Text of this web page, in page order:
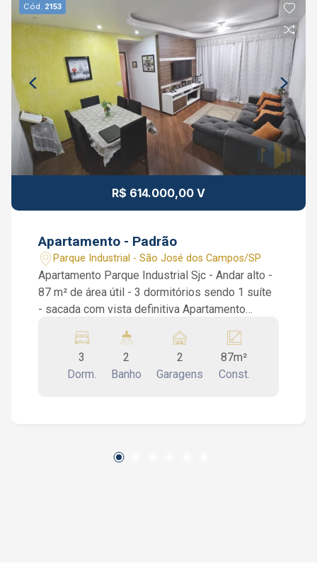
Cód. 2153
R$ 614.000,00 V
Apartamento - Padrão
Parque Industrial - São José dos Campos/SP
Apartamento Parque Industrial Sjc - Andar alto -
87 m² de área útil - 3 dormitórios sendo 1 suíte
- sacada com vista definitiva Apartamento
sendo 1 suíte com armários, cozinha planejada,
área de serviço, banheiro social, sala de 2
ambientes e sacada com uma vista espetacular
com corretor de imóvel Jocimar Lopes de
3
Dorm.
2
Banho
2
Garagens
87m²
Const.